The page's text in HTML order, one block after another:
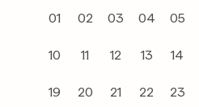
01 02 03 04 05
10 11 12 13 14
19 20 21 22 23